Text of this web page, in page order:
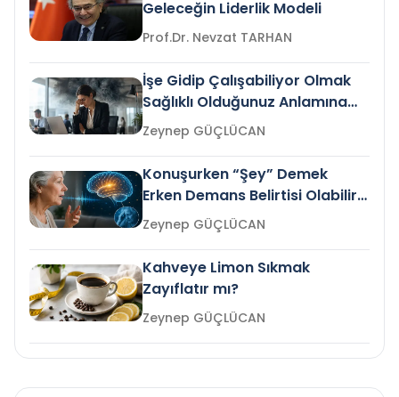
Geleceğin Liderlik Modeli
Prof.Dr. Nevzat TARHAN
İşe Gidip Çalışabiliyor Olmak
Sağlıklı Olduğunuz Anlamına
Gelir mi?Zeynep GÜÇLÜCAN
Konuşurken “Şey” Demek
Erken Demans Belirtisi Olabilir
mi?
Zeynep GÜÇLÜCAN
Kahveye Limon Sıkmak
Zayıflatır mı?
Zeynep GÜÇLÜCAN